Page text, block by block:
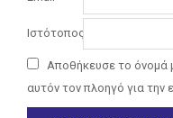
Ιστότοπος
Αποθήκευσε το όνομά
αυτόν τον πλοηγό για